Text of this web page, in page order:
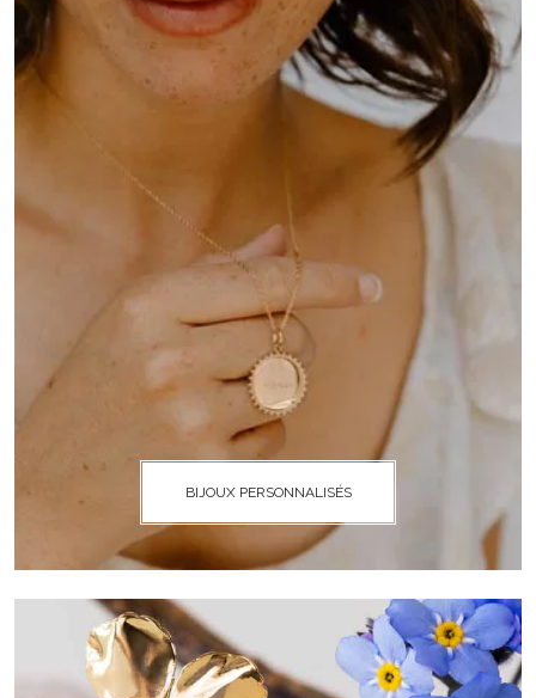
BIJOUX PERSONNALISÉS